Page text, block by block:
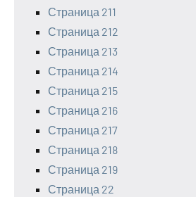
Страница 211
Страница 212
Страница 213
Страница 214
Страница 215
Страница 216
Страница 217
Страница 218
Страница 219
Страница 22